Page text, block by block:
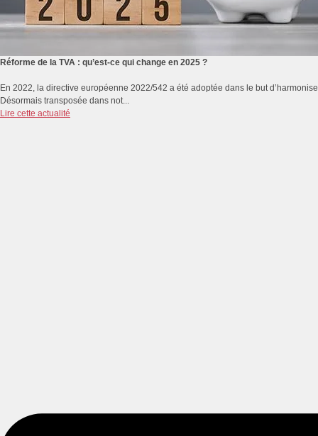
Réforme de la TVA : qu’est-ce qui change en 2025 ?
En 2022, la directive européenne 2022/542 a été adoptée dans le but
Désormais transposée dans not...
Lire cette actualité